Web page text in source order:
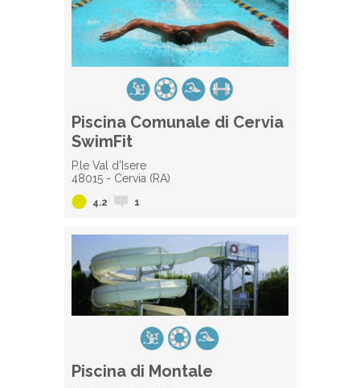
Piscina Comunale di Cervia
SwimFit
P.le Val d'Isere
48015 - Cervia (RA)
4.2 1
Piscina di Montale